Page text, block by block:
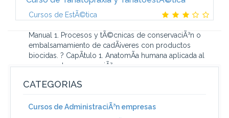
Cursos de EstÃ©tica
Manual 1. Procesos y tÃ©cnicas de conservaciÃ³n o
embalsamamiento de cadÃ¡veres con productos
biocidas. ? CapÃ­tulo 1. AnatomÃ­a humana aplicada al
proceso de conservaciÃ³n y...
CATEGORIAS
Cursos de AdministraciÃ³n empresas